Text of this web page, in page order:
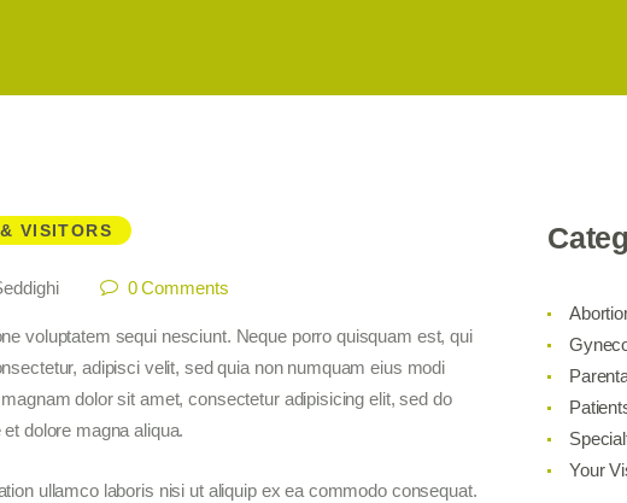
VISITORS
0 Comments
voluptatem sequi nesciunt. Neque porro quisquam est, qui
adipisci velit, sed quia non numquam eius modi
dolor sit amet, consectetur adipisicing elit, sed do
dolore magna aliqua.
ullamco laboris nisi ut aliquip ex ea commodo consequat.
Your